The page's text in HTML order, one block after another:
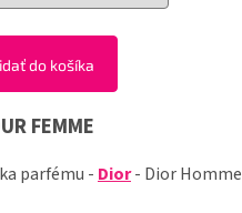
do košíka
FEMME
parfému -Dior- Dior Homme